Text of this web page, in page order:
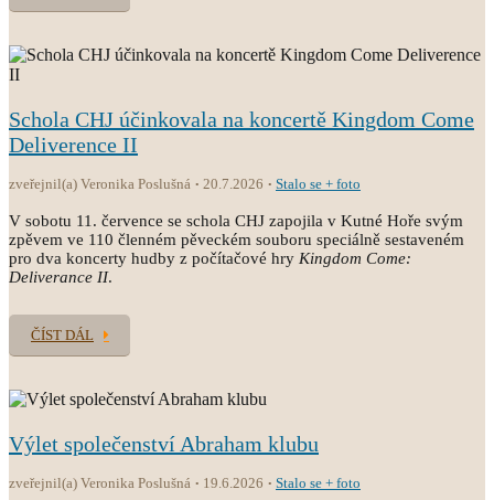
Schola CHJ účinkovala na koncertě Kingdom Come
Deliverence II
zveřejnil(a) Veronika Poslušná 20.7.2026 Stalo se + foto
V sobotu 11. července se schola CHJ zapojila v Kutné Hoře svým
zpěvem ve 110 členném pěveckém souboru speciálně sestaveném
pro dva koncerty hudby z počítačové hry Kingdom Come:
Deliverance II.
ČÍST DÁL
Výlet společenství Abraham klubu
zveřejnil(a) Veronika Poslušná 19.6.2026 Stalo se + foto